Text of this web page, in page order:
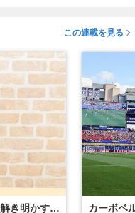
この連載を見る
解き明かす…
カーボベ